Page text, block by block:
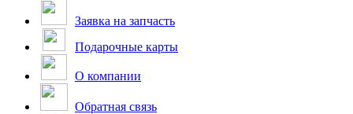
Заявка на запчасть
Подарочные карты
О компании
Обратная связь